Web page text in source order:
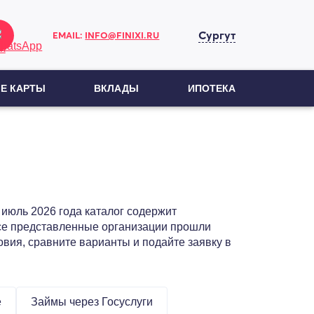
EMAIL: INFO@FINIXI.RU Сургут
КАРТЫ ВКЛАДЫ ИПОТЕКА
2026 года каталог содержит
представленные организации прошли
сравните варианты и подайте заявку в
Займы через Госуслуги